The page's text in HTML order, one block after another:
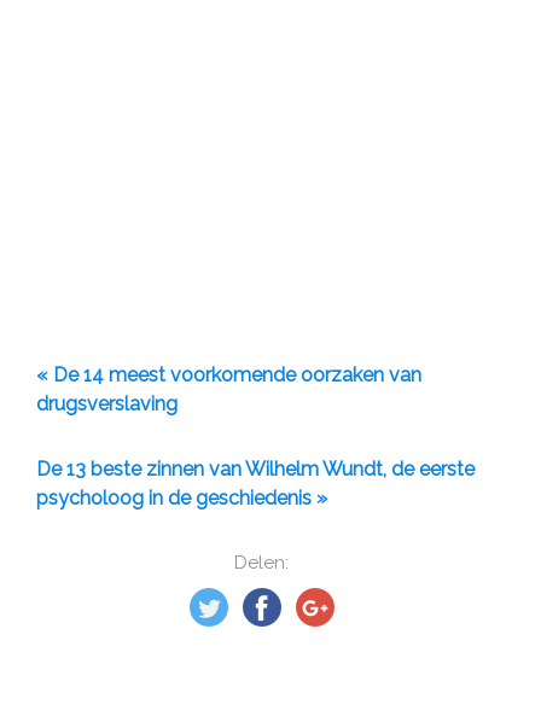
Delen:
« De 14 meest voorkomende oorzaken van
drugsverslaving
De 13 beste zinnen van Wilhelm Wundt, de eerste
psycholoog in de geschiedenis »